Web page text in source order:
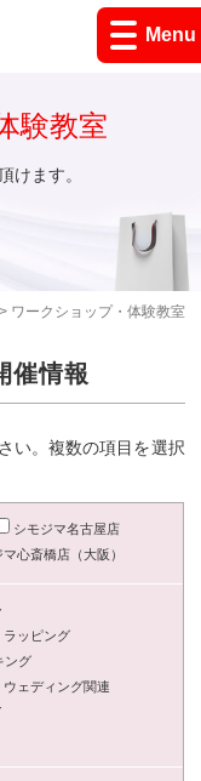
Menu
> ワークショップ・体験教室
験教室
けます。
催情報
い。複数の項目を選択
シモジマ名古屋店
マ心斎橋店（大阪）
ラッピング
ング
ウェディング関連